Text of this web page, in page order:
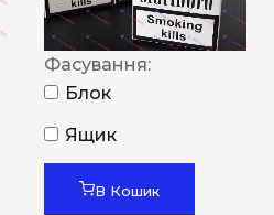
Фасування:
Блок
Ящик
В Кошик